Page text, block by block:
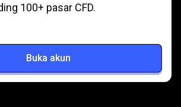
100+ pasar CFD.
Buka akun